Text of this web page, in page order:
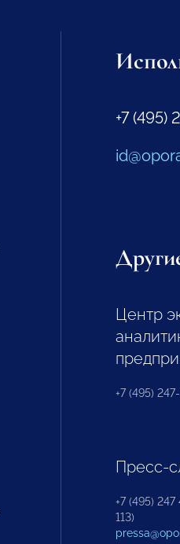
+7 (495)
Центр
+7 (495)
Пресс-
+7 (495) 247
113)